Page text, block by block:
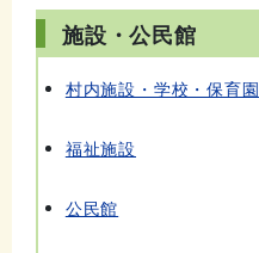
施設・公民館
村内施設・学校・保育園
福祉施設
公民館